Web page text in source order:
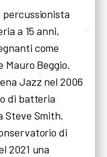
percussionista
a 15 anni,
come
Mauro Beggio.
Jazz nel 2006
di batteria
Steve Smith.
di
2021 una